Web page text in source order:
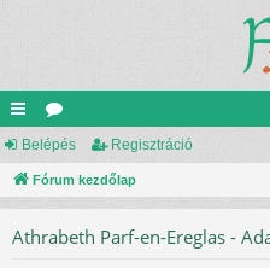
yo
rs
ór
u
Belépés Regisztráció
Fórum kezdőlap
Athrabeth Parf-en-Ereglas -